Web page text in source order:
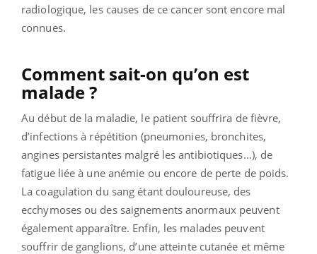
radiologique, les causes de ce cancer sont encore mal
connues.
Comment sait-on qu’on est
malade ?
Au début de la maladie, le patient souffrira de fièvre,
d’infections à répétition (pneumonies, bronchites,
angines persistantes malgré les antibiotiques…), de
fatigue liée à une anémie ou encore de perte de poids.
La coagulation du sang étant douloureuse, des
ecchymoses ou des saignements anormaux peuvent
également apparaître. Enfin, les malades peuvent
souffrir de ganglions, d’une atteinte cutanée et même